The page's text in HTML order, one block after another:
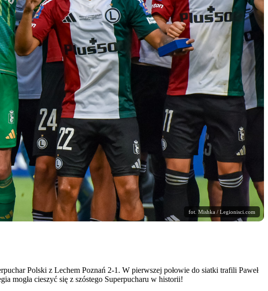
fot. Mishka / Legionisci.com
Polski z Lechem Poznań 2-1. W pierwszej połowie do siatki trafili Paweł
mogła cieszyć się z szóstego Superpucharu w historii!